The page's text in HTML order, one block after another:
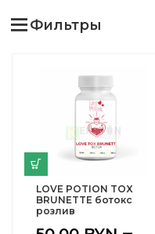
Фильтры
LOVE POTION TOX
BRUNETTE ботокс
розлив